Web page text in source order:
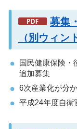
募集
（別ウィン
国民健康保険・
追加募集
6次産業化が分
平成24年度自衛